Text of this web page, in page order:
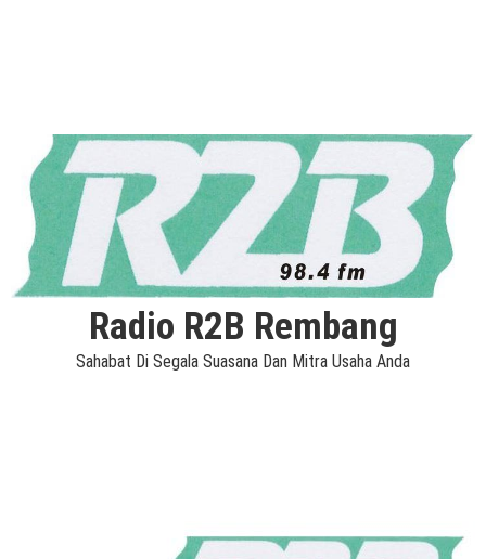
Radio R2B Rembang
Sahabat Di Segala Suasana Dan Mitra Usaha Anda